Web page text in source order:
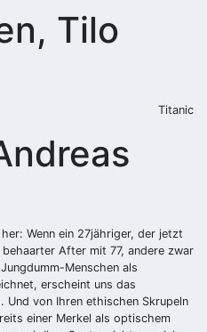
Tilo
Titanic
Wenn ein 27jähriger, der jetzt
After mit 77, andere zwar
Menschen als
erscheint uns das
von Ihren ethischen Skrupeln
einer Merkel als optischem